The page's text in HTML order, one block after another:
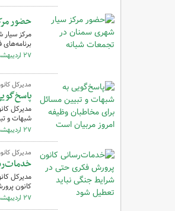
حضور
مرکز سیار
۲۷ اردیبهشت ۰۵ - ۱۴:۲۸
مدیرکل
مدیرکل
شبهات و
۲۷ اردیبهشت ۰۵ - ۱۴:۲۱
مدیرکل
مدیرکل
کانون
۲۷ اردیبهشت ۰۵ - ۱۴:۲۰